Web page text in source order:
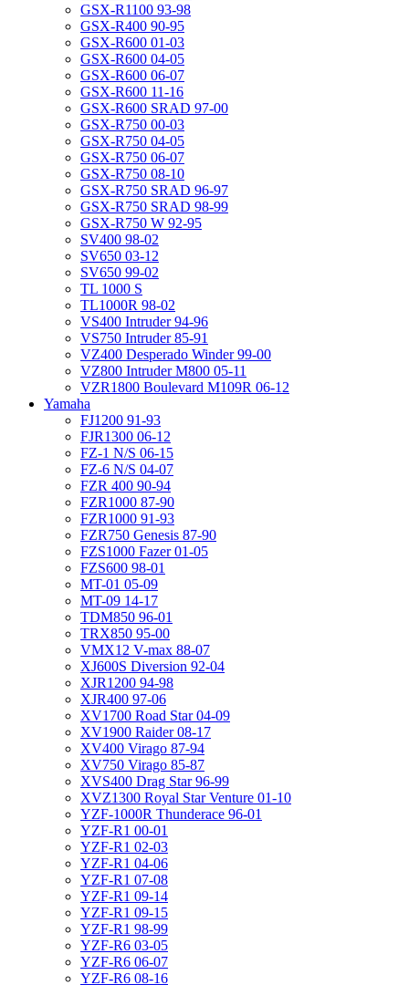
GSX-R1100 93-98
GSX-R400 90-95
GSX-R600 01-03
GSX-R600 04-05
GSX-R600 06-07
GSX-R600 11-16
GSX-R600 SRAD 97-00
GSX-R750 00-03
GSX-R750 04-05
GSX-R750 06-07
GSX-R750 08-10
GSX-R750 SRAD 96-97
GSX-R750 SRAD 98-99
GSX-R750 W 92-95
SV400 98-02
SV650 03-12
SV650 99-02
TL 1000 S
TL1000R 98-02
VS400 Intruder 94-96
VS750 Intruder 85-91
VZ400 Desperado Winder 99-00
VZ800 Intruder M800 05-11
VZR1800 Boulevard M109R 06-12
Yamaha
FJ1200 91-93
FJR1300 06-12
FZ-1 N/S 06-15
FZ-6 N/S 04-07
FZR 400 90-94
FZR1000 87-90
FZR1000 91-93
FZR750 Genesis 87-90
FZS1000 Fazer 01-05
FZS600 98-01
MT-01 05-09
MT-09 14-17
TDM850 96-01
TRX850 95-00
VMX12 V-max 88-07
XJ600S Diversion 92-04
XJR1200 94-98
XJR400 97-06
XV1700 Road Star 04-09
XV1900 Raider 08-17
XV400 Virago 87-94
XV750 Virago 85-87
XVS400 Drag Star 96-99
XVZ1300 Royal Star Venture 01-10
YZF-1000R Thunderace 96-01
YZF-R1 00-01
YZF-R1 02-03
YZF-R1 04-06
YZF-R1 07-08
YZF-R1 09-14
YZF-R1 09-15
YZF-R1 98-99
YZF-R6 03-05
YZF-R6 06-07
YZF-R6 08-16